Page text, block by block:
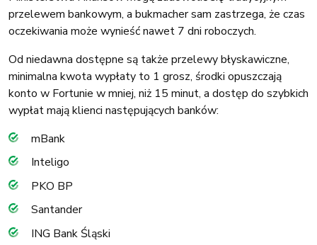
przelewem bankowym, a bukmacher sam zastrzega, że czas
oczekiwania może wynieść nawet 7 dni roboczych.
Od niedawna dostępne są także przelewy błyskawiczne,
minimalna kwota wypłaty to 1 grosz, środki opuszczają
konto w Fortunie w mniej, niż 15 minut, a dostęp do szybkich
wypłat mają klienci następujących banków:
mBank
Inteligo
PKO BP
Santander
ING Bank Śląski